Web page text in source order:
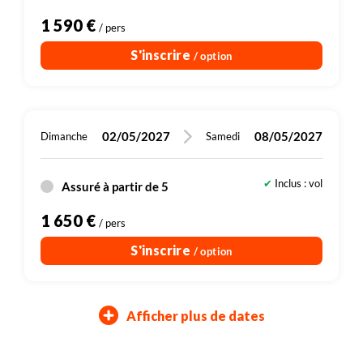
1 590 € / pers
S'inscrire / option
Dimanche 02/05/2027 Samedi 08/05/2027
Assuré à partir de 5 Inclus : vol
1 650 € / pers
S'inscrire / option
Afficher plus de dates